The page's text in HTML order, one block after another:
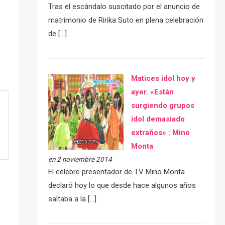
Tras el escándalo suscitado por el anuncio de
matrimonio de Ririka Suto en plena celebración
de […]
Matices idol hoy y
ayer. «Están
surgiendo grupos
idol demasiado
extraños» : Mino
Monta
en 2 noviembre 2014
El célebre presentador de TV Mino Monta
declaró hoy lo que desde hace algunos años
saltaba a la […]